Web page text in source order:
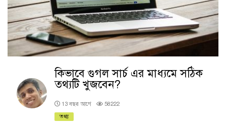
কিভাবে গুগল সার্চ এর মাধ্যমে সঠিক
তথ্যটি খুজবেন?
13 বছর আগে
58222
তথ্য